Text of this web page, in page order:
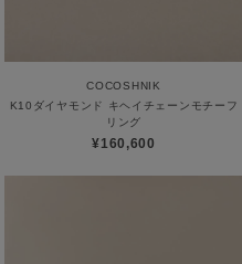
COCOSHNIK
K10ダイヤモンド キヘイチェーンモチーフ
リング
¥160,600